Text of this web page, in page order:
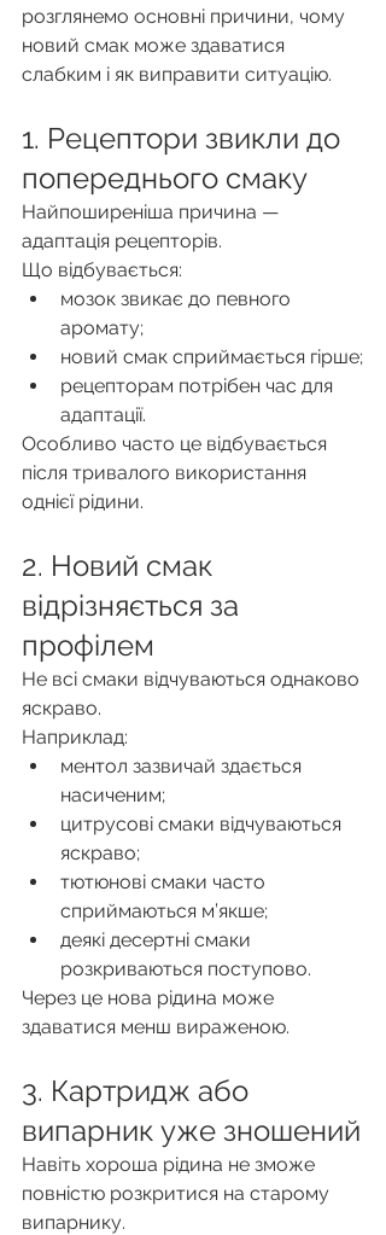
розглянемо основні причини, чому
новий смак може здаватися
слабким і як виправити ситуацію.
1. Рецептори звикли до
попереднього смаку
Найпоширеніша причина —
адаптація рецепторів.
Що відбувається:
мозок звикає до певного
аромату;
новий смак сприймається гірше;
рецепторам потрібен час для
адаптації.
Особливо часто це відбувається
після тривалого використання
однієї рідини.
2. Новий смак
відрізняється за
профілем
Не всі смаки відчуваються однаково
яскраво.
Наприклад:
ментол зазвичай здається
насиченим;
цитрусові смаки відчуваються
яскраво;
тютюнові смаки часто
сприймаються м’якше;
деякі десертні смаки
розкриваються поступово.
Через це нова рідина може
здаватися менш вираженою.
3. Картридж або
випарник уже зношений
Навіть хороша рідина не зможе
повністю розкритися на старому
випарнику.